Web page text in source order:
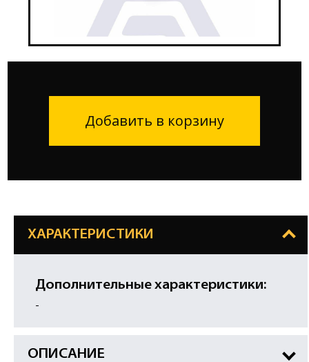
Добавить в корзину
ХАРАКТЕРИСТИКИ
Дополнительные характеристики:
-
ОПИСАНИЕ